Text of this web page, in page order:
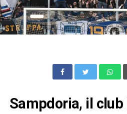
Sampdoria, il